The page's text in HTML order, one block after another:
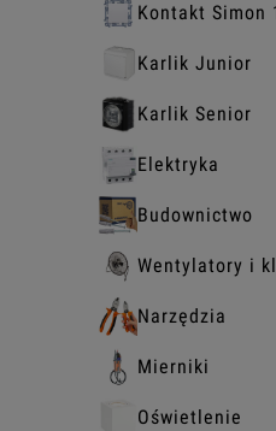
Kontakt Simon
Karlik Junior
Karlik Senior
Elektryka
Budownictwo
Wentylatory i
Narzędzia
Mierniki
Oświetlenie